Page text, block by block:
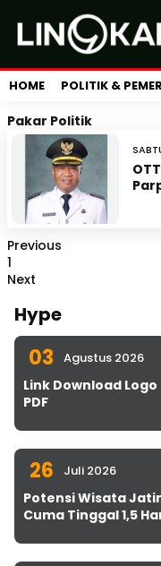
HOME POLITIK &
Pakar Politik
Previous
1
Next
Hype
03 Agustus 2026
Link Download Logo
PDF
26 Juli 2026
Potensi Wisata
Cuma Tinggal 1,5